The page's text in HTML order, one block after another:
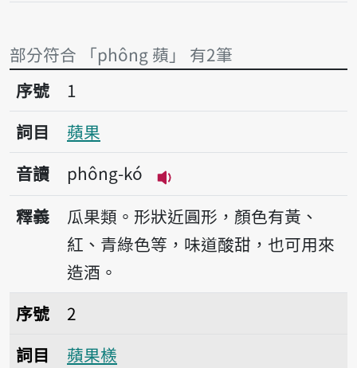
部分符合 「phông 蘋」 有2筆
序號1蘋果
序號
1
詞目
蘋果
音讀
phông-kó
播放音讀phông-kó
釋義
瓜果類。形狀近圓形，顏色有黃、
紅、青綠色等，味道酸甜，也可用來
造酒。
序號2蘋果檨
序號
2
詞目
蘋果檨